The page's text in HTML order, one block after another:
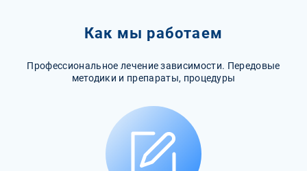
Как мы работаем
Профессиональное лечение зависимости. Передовые
методики и препараты, процедуры